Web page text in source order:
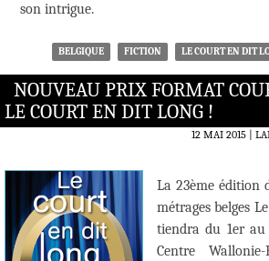
son intrigue.
BELGIQUE FICTION LE COURT EN DIT
NOUVEAU PRIX FORMAT
LE COURT EN DIT LONG !
12 MAI 2015
La 23ème édition
métrages belges
tiendra du 1er
Centre